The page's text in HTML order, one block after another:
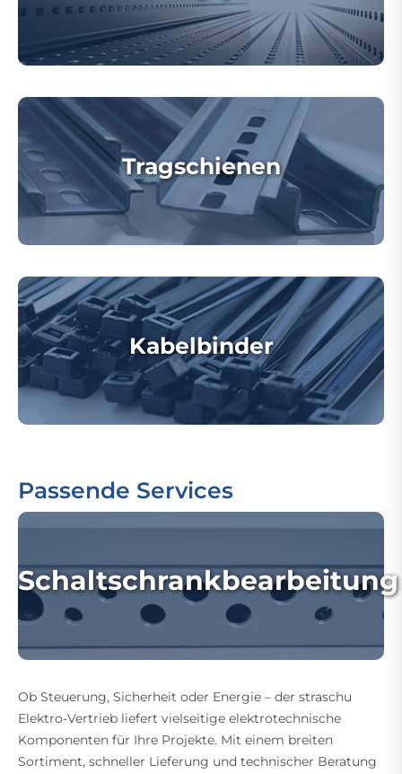
Tragschienen
Kabelbinder
Passende Services
Schaltschrankbearbeitung
Ob Steuerung, Sicherheit oder Energie – der straschu
Elektro-Vertrieb liefert vielseitige elektrotechnische
Komponenten für Ihre Projekte. Mit einem breiten
Sortiment, schneller Lieferung und technischer Beratung